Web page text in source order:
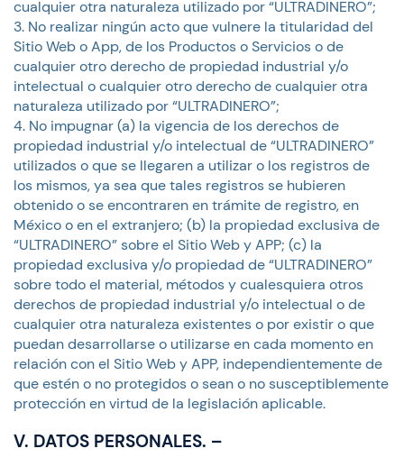
cualquier otra naturaleza utilizado por “ULTRADINERO”;
No realizar ningún acto que vulnere la titularidad del
Sitio Web o App, de los Productos o Servicios o de
cualquier otro derecho de propiedad industrial y/o
intelectual o cualquier otro derecho de cualquier otra
naturaleza utilizado por “ULTRADINERO”;
No impugnar (a) la vigencia de los derechos de
propiedad industrial y/o intelectual de “ULTRADINERO”
utilizados o que se llegaren a utilizar o los registros de
los mismos, ya sea que tales registros se hubieren
obtenido o se encontraren en trámite de registro, en
México o en el extranjero; (b) la propiedad exclusiva de
“ULTRADINERO” sobre el Sitio Web y APP; (c) la
propiedad exclusiva y/o propiedad de “ULTRADINERO”
sobre todo el material, métodos y cualesquiera otros
derechos de propiedad industrial y/o intelectual o de
cualquier otra naturaleza existentes o por existir o que
puedan desarrollarse o utilizarse en cada momento en
relación con el Sitio Web y APP, independientemente de
que estén o no protegidos o sean o no susceptiblemente
protección en virtud de la legislación aplicable.
V. DATOS PERSONALES. –